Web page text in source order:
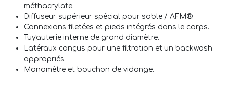
méthacrylate.
Diffuseur supérieur spécial pour sable / AFM®.
Connexions filetées et pieds intégrés dans le corps.
Tuyauterie interne de grand diamètre.
Latéraux conçus pour une filtration et un backwash
appropriés.
Manomètre et bouchon de vidange.